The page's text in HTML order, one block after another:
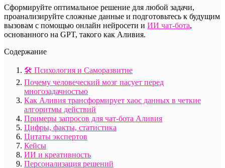
Сформируйте оптимальное решение для любой задачи,
проанализируйте сложные данные и подготовьтесь к будущим
вызовам с помощью онлайн нейросети и ИИ чат-бота,
основанного на GPT, такого как Аливия.
Содержание
🛠️ Психология и Саморазвитие
Почему человеческий мозг пасует перед
многозадачностью
Как Аливия трансформирует хаос данных в четкие
алгоритмы действий
Примеры запросов для чат-бота Аливия
Цифры, факты, статистика
Цитаты экспертов
Кейсы
ИИ и креативность
Персонализация решений